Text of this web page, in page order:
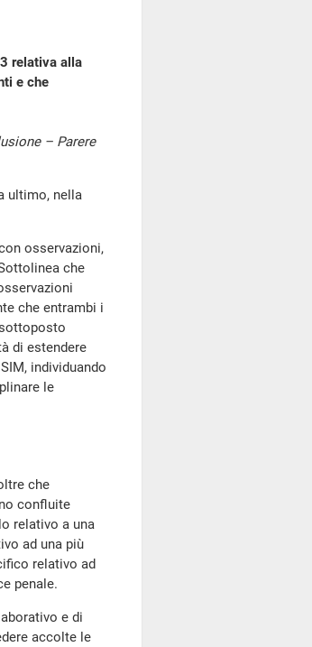
relativa alla
e che
– Parere
ultimo, nella
osservazioni,
che
che entrambi i
di estendere
individuando
le
che
confluite
relativo a una
ad una più
relativo ad
penale.
e di
accolte le